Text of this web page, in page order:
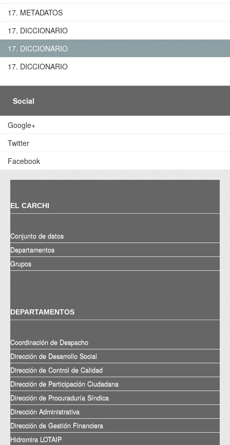
17. METADATOS
17. DICCIONARIO
17. DICCIONARIO
17. DICCIONARIO
Social
Google+
Twitter
Facebook
EL CARCHI
Conjunto de datos
Departamentos
Grupos
DEPARTAMENTOS
Coordinación de Despacho
Dirección de Desarrollo Social
Dirección de Control de Calidad
Dirección de Participación Ciudadana
Dirección de Procuraduría Síndica
Dirección Administrativa
Dirección de Gestión Financiera
Hidromira LOTAIP